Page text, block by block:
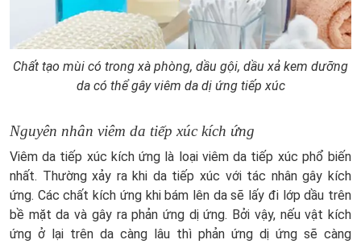
Chất tạo mùi có trong xà phòng, dầu gội, dầu xả kem dưỡng
da có thể gây viêm da dị ứng tiếp xúc
Nguyên nhân viêm da tiếp xúc kích ứng
Viêm da tiếp xúc kích ứng là loại viêm da tiếp xúc phổ biến
nhất. Thường xảy ra khi da tiếp xúc với tác nhân gây kích
ứng. Các chất kích ứng khi bám lên da sẽ lấy đi lớp dầu trên
bề mặt da và gây ra phản ứng dị ứng. Bởi vậy, nếu vật kích
ứng ở lại trên da càng lâu thì phản ứng dị ứng sẽ càng